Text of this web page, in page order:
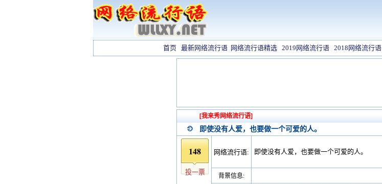
首页 最新网络流行语 网络流行语精选 2019网络流行语 2018网络流行语
[我来秀网络流行语]
即使没有人爱，也要做一个可爱的人。
148
投一票
网络流行语: 即使没有人爱，也要做一个可爱的人。
背景信息: